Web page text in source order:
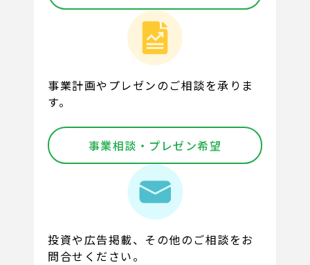
事業計画やプレゼンのご相談を承りま
す。
事業相談・プレゼン希望
投資や広告掲載、その他のご相談をお
問合せください。